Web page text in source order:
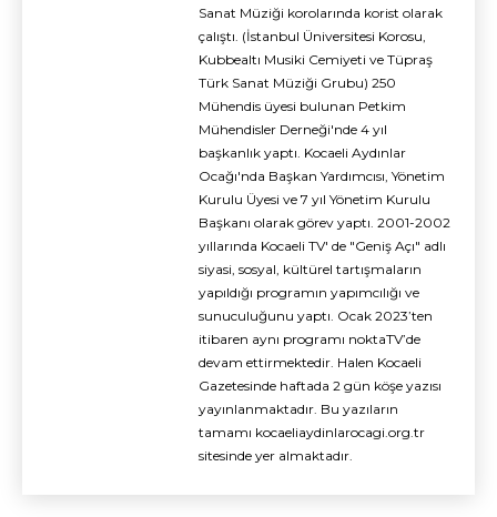
Sanat Müziği korolarında korist olarak
çalıştı. (İstanbul Üniversitesi Korosu,
Kubbealtı Musiki Cemiyeti ve Tüpraş
Türk Sanat Müziği Grubu) 250
Mühendis üyesi bulunan Petkim
Mühendisler Derneği'nde 4 yıl
başkanlık yaptı. Kocaeli Aydınlar
Ocağı'nda Başkan Yardımcısı, Yönetim
Kurulu Üyesi ve 7 yıl Yönetim Kurulu
Başkanı olarak görev yaptı. 2001-2002
yıllarında Kocaeli TV' de "Geniş Açı" adlı
siyasi, sosyal, kültürel tartışmaların
yapıldığı programın yapımcılığı ve
sunuculuğunu yaptı. Ocak 2023’ten
itibaren aynı programı noktaTV’de
devam ettirmektedir. Halen Kocaeli
Gazetesinde haftada 2 gün köşe yazısı
yayınlanmaktadır. Bu yazıların
tamamı kocaeliaydinlarocagi.org.tr
sitesinde yer almaktadır.